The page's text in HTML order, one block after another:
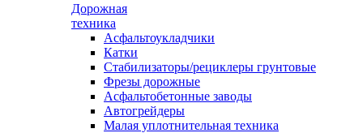
Дорожная
техника
Асфальтоукладчики
Катки
Стабилизаторы/рециклеры грунтовые
Фрезы дорожные
Асфальтобетонные заводы
Автогрейдеры
Малая уплотнительная техника